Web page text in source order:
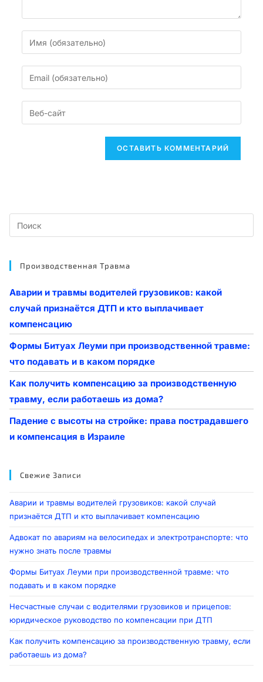
Производственная Травма
Аварии и травмы водителей грузовиков: какой
случай признаётся ДТП и кто выплачивает
компенсацию
Формы Битуах Леуми при производственной травме:
что подавать и в каком порядке
Как получить компенсацию за производственную
травму, если работаешь из дома?
Падение с высоты на стройке: права пострадавшего
и компенсация в Израиле
Свежие Записи
Аварии и травмы водителей грузовиков: какой случай
признаётся ДТП и кто выплачивает компенсацию
Адвокат по авариям на велосипедах и электротранспорте: что
нужно знать после травмы
Формы Битуах Леуми при производственной травме: что
подавать и в каком порядке
Несчастные случаи с водителями грузовиков и прицепов:
юридическое руководство по компенсации при ДТП
Как получить компенсацию за производственную травму, если
работаешь из дома?